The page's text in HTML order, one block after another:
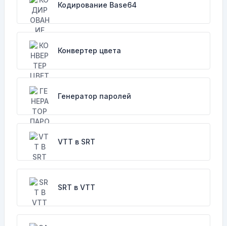
Кодирование Base64
Конвертер цвета
Генератор паролей
VTT в SRT
SRT в VTT